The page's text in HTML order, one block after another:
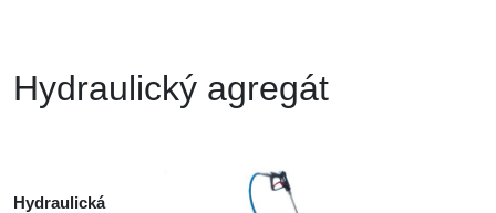
Hydraulický agregát
Hydraulická